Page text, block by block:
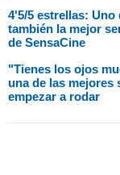
4'5/5 estrellas: Uno
también la mejor
de SensaCine
"Tienes los ojos
una de las mejores
empezar a rodar